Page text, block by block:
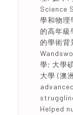
Science
學和物理
的高年級
的學術
學; 大學
大學 (澳
Helped